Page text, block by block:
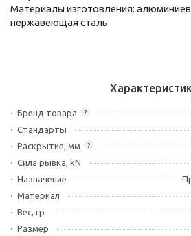
Материалы изготовления:
нержавеющая сталь.
?
Бренд товара
Стандарты
?
Раскрытие, мм
Сила рывка, kN
Назначение
Материал
Вес, гр
Размер